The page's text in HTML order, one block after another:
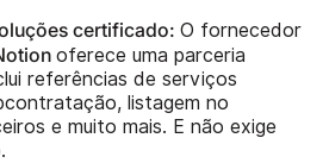
certificado: O fornecedor
oferece uma parceria
referências de serviços
listagem no
e muito mais. E não exige